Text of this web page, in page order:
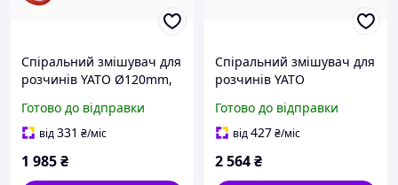
Спіральний змішувач для
розчинів YATO Ø120mm,
600mm, М14 - ідеальний
інструмент для якісного
Готово до відправки
від331 ₴/міс
1 985₴
Спіральний змішувач для
розчинів YATO
оцинкований, з різьбою
М14 - для якісного
складів
Готово до відправки
від427₴/міс
2 564₴